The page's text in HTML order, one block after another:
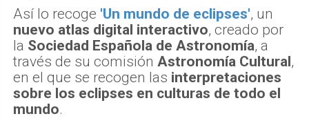
Así lo recoge 'Un mundo de eclipses', un
nuevo atlas digital interactivo, creado por
la Sociedad Española de Astronomía, a
través de su comisión Astronomía Cultural,
en el que se recogen las interpretaciones
sobre los eclipses en culturas de todo el
mundo.